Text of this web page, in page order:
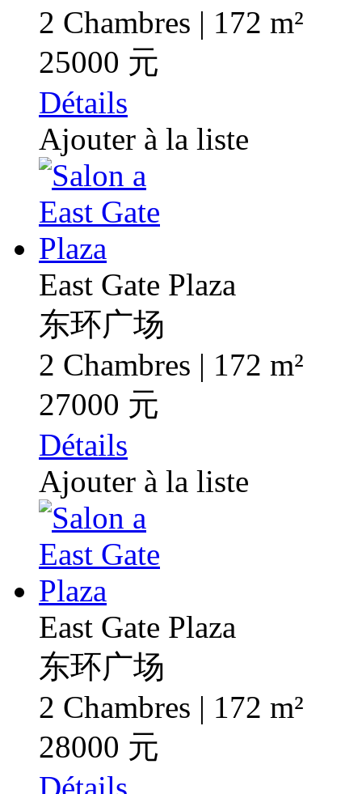
2 Chambres | 172 m²
25000 元
Détails
Ajouter à la liste
East Gate Plaza
东环广场
2 Chambres | 172 m²
27000 元
Détails
Ajouter à la liste
East Gate Plaza
东环广场
2 Chambres | 172 m²
28000 元